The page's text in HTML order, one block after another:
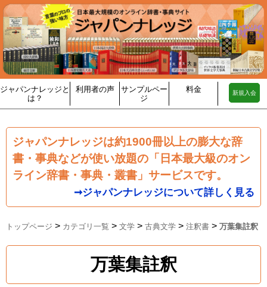
ジャパンナレッジと
は？
利用者の声
サンプルペー
ジ
料金 新規入会
ジャパンナレッジは約1900冊以上の膨大な辞
書・事典などが使い放題の「日本最大級のオン
ライン辞書・事典・叢書」サービスです。
➞ジャパンナレッジについて詳しく見る
トップページ > カテゴリ一覧 > 文学 > 古典文学 > 注釈書 > 万葉集註釈
万葉集註釈